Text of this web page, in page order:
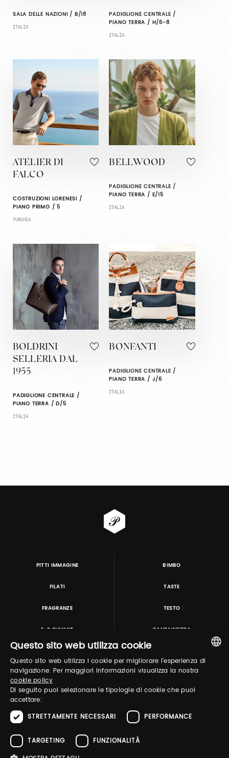
SALA DELLE NAZIONI / B/18
ITALIA
PADIGLIONE CENTRALE /
PIANO TERRA / H/6-8
ITALIA
ATELIER DI
FALCO
COSTRUZIONI LORENESI /
PIANO PRIMO / 5
TURCHIA
BELLWOOD
PADIGLIONE CENTRALE /
PIANO TERRA / E/15
ITALIA
BOLDRINI
SELLERIA DAL
1955
PADIGLIONE CENTRALE /
PIANO TERRA / D/5
ITALIA
BONFANTI
PADIGLIONE CENTRALE /
PIANO TERRA / J/6
ITALIA
PITTI IMMAGINE BIMBO
FILATI TASTE
FRAGRANZE TESTO
E-P SUMMIT DANZAINFIERA
TUTORING & CONSULTING
ITALIAN
Questo sito web utilizza cookie
Questo sito web utilizza i cookie per migliorare l'esperienza di
navigazione. Per maggiori informazioni visualizza la nostra
cookie policy
Di seguito puoi selezionare le tipologie di cookie che puoi
accettare:
STRETTAMENTE NECESSARI
PERFORMANCE
TARGETING
FUNZIONALITÀ